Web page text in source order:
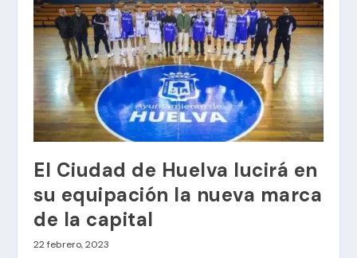
El Ciudad de Huelva lucirá en
su equipación la nueva marca
de la capital
22 febrero, 2023